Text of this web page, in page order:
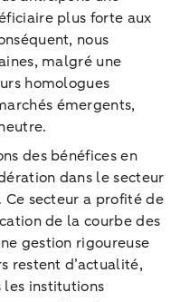
plus forte aux
nous
malgré une
homologues
émergents,
des bénéfices en
dans le secteur
secteur a profité de
de la courbe des
gestion rigoureuse
restent d’actualité,
les institutions